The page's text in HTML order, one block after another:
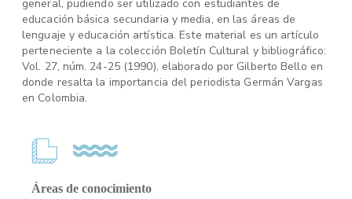
general, pudiendo ser utilizado con estudiantes de
educación básica secundaria y media, en las áreas de
lenguaje y educación artística. Este material es un artículo
perteneciente a la colección Boletín Cultural y bibliográfico:
Vol. 27, núm. 24-25 (1990), elaborado por Gilberto Bello en
donde resalta la importancia del periodista Germán Vargas
en Colombia.
Áreas de conocimiento